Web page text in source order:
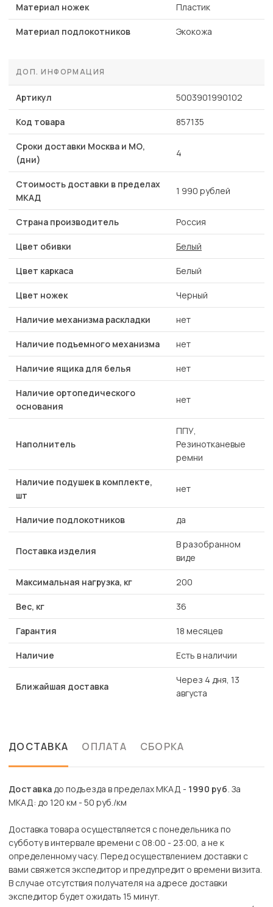
Материал ножек Пластик
Материал подлокотников Экокожа
ДОП. ИНФОРМАЦИЯ
Артикул 5003901990102
Код товара 857135
Сроки доставки Москва и МО,
(дни)
4
Стоимость доставки в пределах
МКАД
1 990 рублей
Страна производитель Россия
Цвет обивки Белый
Цвет каркаса Белый
Цвет ножек Черный
Наличие механизма раскладки нет
Наличие подъемного механизма нет
Наличие ящика для белья нет
Наличие ортопедического
основания
нет
Наполнитель
ППУ,
Резинотканевые
ремни
Наличие подушек в комплекте,
шт
нет
Наличие подлокотников да
Поставка изделия
В разобранном
виде
Максимальная нагрузка, кг 200
Вес, кг 36
Гарантия 18 месяцев
Наличие Есть в наличии
Ближайшая доставка
Через 4 дня, 13
августа
ДОСТАВКА ОПЛАТА СБОРКА
Доставкадо подъезда в пределах МКАД - 1990 руб. За
МКАД: до 120 км - 50 руб./км
Доставка товара осуществляется с понедельника по
субботу в интервале времени с 08:00 - 23:00, а не к
определенному часу. Перед осуществлением доставки с
вами свяжется экспедитор и предупредит о времени визита.
В случае отсутствия получателя на адресе доставки
экспедитор будет ожидать 15 минут.